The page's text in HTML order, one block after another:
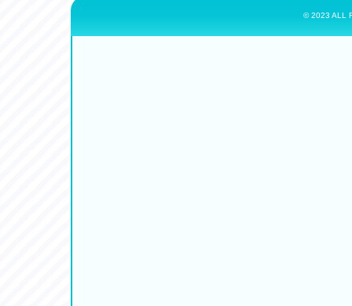
© 2023 ALL